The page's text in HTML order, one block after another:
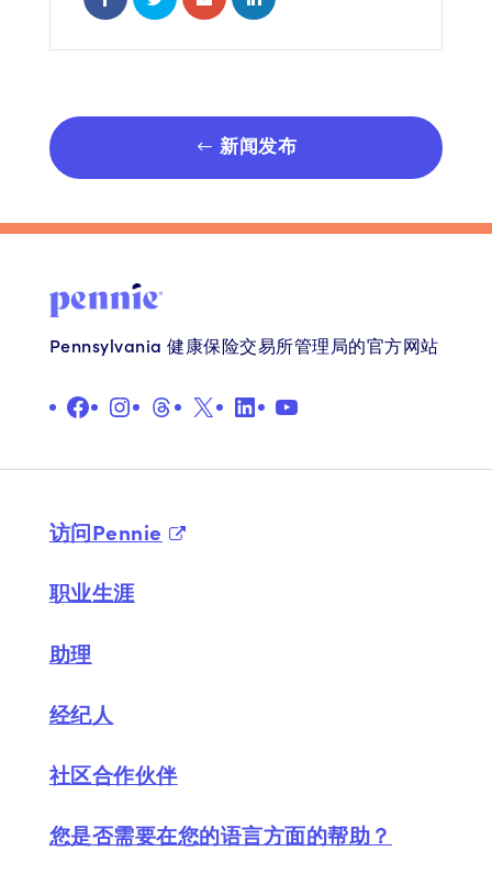
新闻发布
Pennsylvania 健康保险交易所管理局的官方网站
在 Facebook 上
Instagram
线程X LinkedInYouTube
访问Pennie
职业生涯
助理
经纪人
社区合作伙伴
您是否需要在您的语言方面的帮助？